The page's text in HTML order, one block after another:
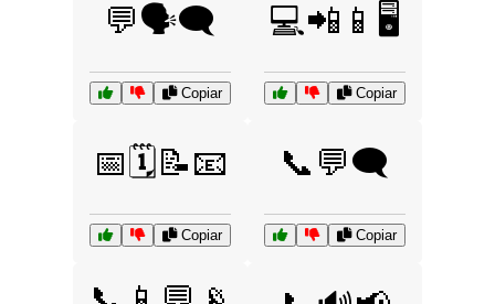
💬🗣️🗨️
Copiar
💻📲📱🖥️
Copiar
📅🗓️📝📧
Copiar
📞💬🗨️
Copiar